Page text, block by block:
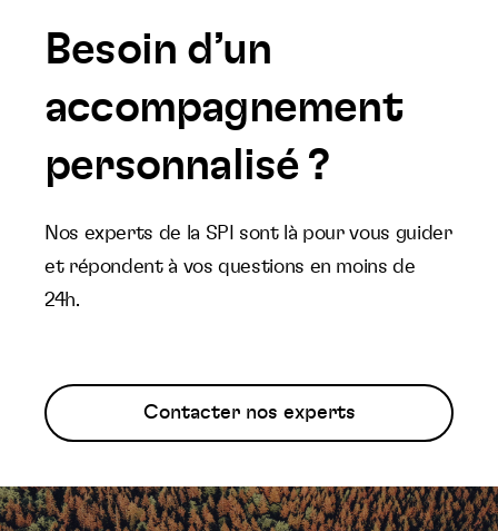
Besoin d’un
accompagnement
personnalisé ?
Nos experts de la SPI sont là pour vous guider
et répondent à vos questions en moins de
24h.
Contacter nos experts